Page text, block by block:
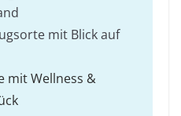
mit Blick auf
mit Wellness &